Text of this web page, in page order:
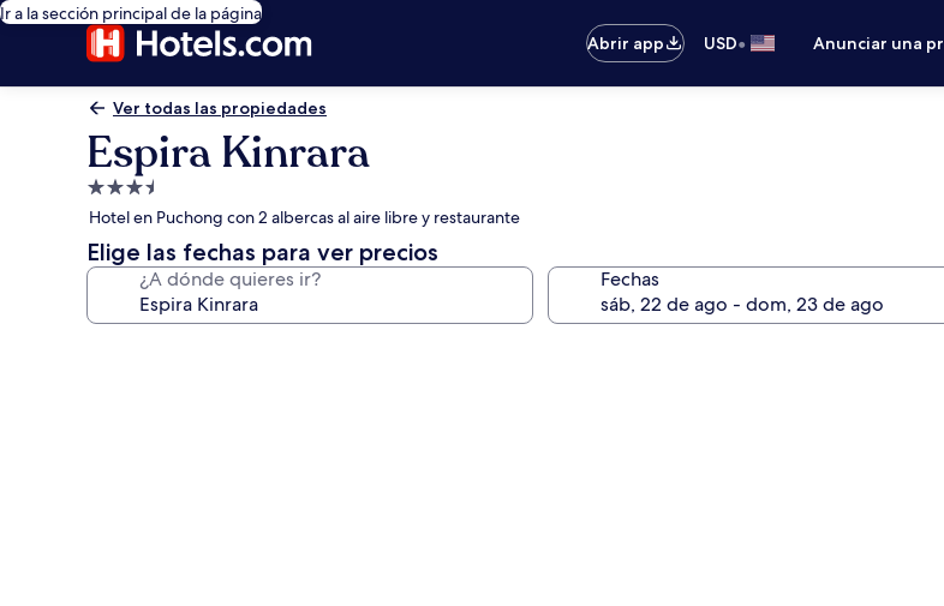
Ir a la sección principal de la página
Abrir app
USD• Anunciar una
Ver todas las propiedades
Espira Kinrara
Propiedad
de
3.5
estrellas
Hotel en Puchong con 2 albercas al aire libre y restaurante
Elige las fechas para ver precios
¿A dónde quieres ir? Fechas